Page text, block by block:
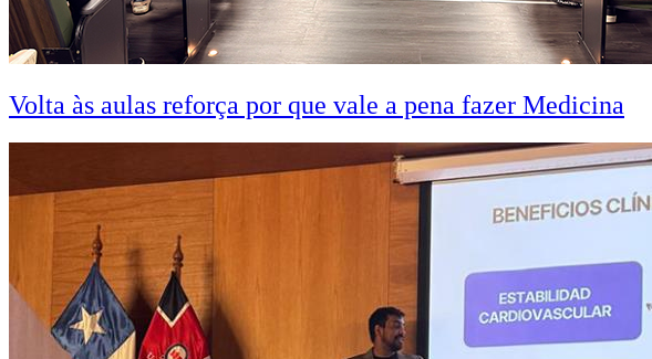
Volta às aulas reforça por que vale a pena fazer Medicina